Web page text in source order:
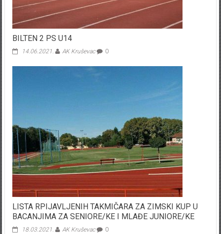
BILTEN 2 PS U14
14.06.2021. AK Kruševac 0
LISTA RPIJAVLJENIH TAKMIČARA ZA ZIMSKI KUP U
BACANJIMA ZA SENIORE/KE I MLAĐE JUNIORE/KE
18.03.2021. AK Kruševac 0